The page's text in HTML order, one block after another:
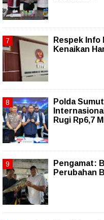
Respek Info
Kenaikan
Polda
Rugi Rp6,7
Pengamat:
Perubahan